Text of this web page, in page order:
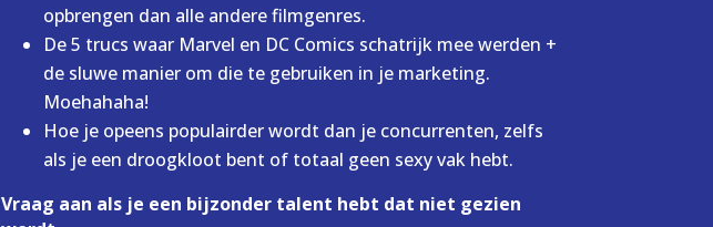
opbrengen dan alle andere filmgenres.
De 5 trucs waar Marvel en DC Comics schatrijk mee werden +
de sluwe manier om die te gebruiken in je marketing.
Moehahaha!
Hoe je opeens populairder wordt dan je concurrenten, zelfs
als je een droogkloot bent of totaal geen sexy vak hebt.
Vraag aan als je een bijzonder talent hebt dat niet gezien